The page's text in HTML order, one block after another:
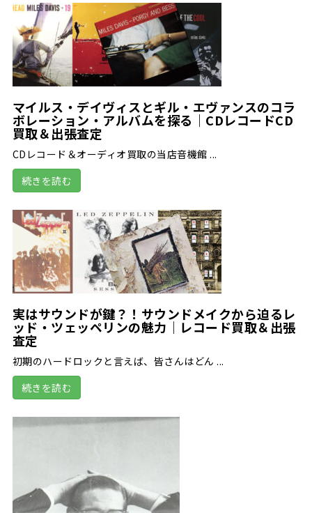
マイルス・デイヴィスとギル・エヴァンスのコラ
ボレーション・アルバムを探る｜CDレコードCD
買取＆出張査定
CDレコード＆オーディオ買取の当店音機館 ...
続きを読む
実はサウンドが鍵？！サウンドメイクから迫るレ
ッド・ツェッペリンの魅力｜レコード買取＆出張
査定
初期のハードロックと言えば、皆さんはどん ...
続きを読む